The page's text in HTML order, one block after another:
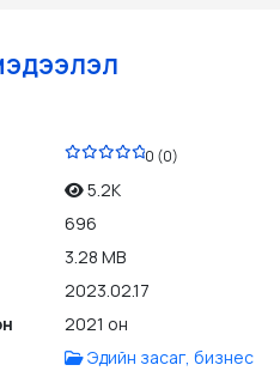
0 (0)
5.2K
696
3.28 MB
2023.02.17
2021 он
Эдийн засаг, бизнес